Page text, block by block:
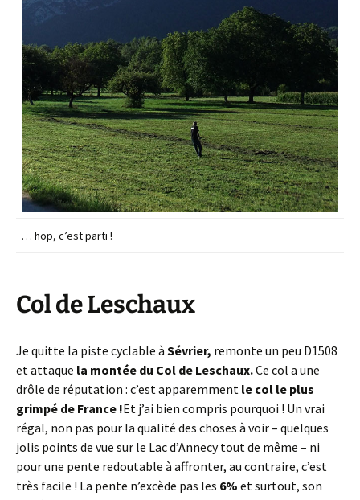
… hop, c’est parti !
Col de Leschaux
Je quitte la piste cyclable à Sévrier, remonte un peu D1508
et attaque la montée du Col de Leschaux.Ce col a une
drôle de réputation : c’est apparemment le col le plus
grimpé de France !Et j’ai bien compris pourquoi ! Un vrai
régal, non pas pour la qualité des choses à voir – quelques
jolis points de vue sur le Lac d’Annecy tout de même – ni
pour une pente redoutable à affronter, au contraire, c’est
très facile ! La pente n’excède pas les 6% et surtout, son